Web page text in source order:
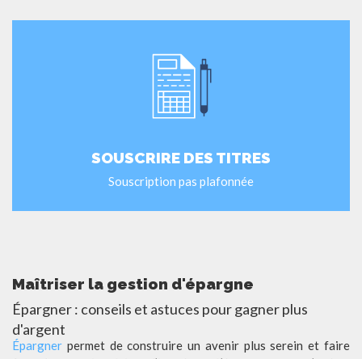
SOUSCRIRE DES TITRES
Souscription pas plafonnée
Maîtriser la gestion d'épargne
Épargner : conseils et astuces pour gagner plus
d'argent
Épargner permet de construire un avenir plus serein et faire